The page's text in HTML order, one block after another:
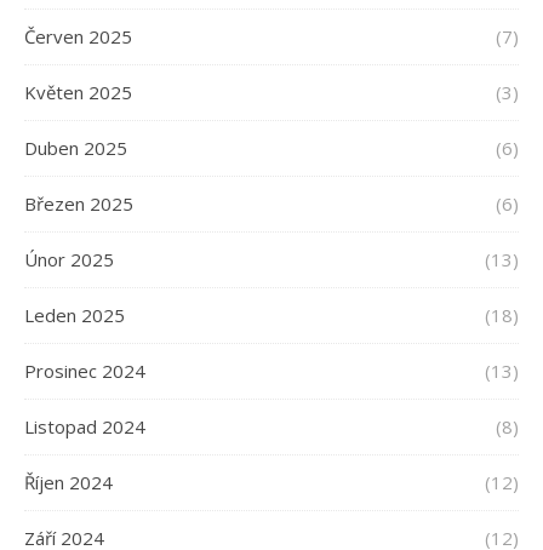
Červen 2025 (7)
Květen 2025 (3)
Duben 2025 (6)
Březen 2025 (6)
Únor 2025 (13)
Leden 2025 (18)
Prosinec 2024 (13)
Listopad 2024 (8)
Říjen 2024 (12)
Září 2024 (12)